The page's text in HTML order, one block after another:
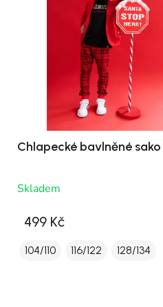
Chlapecké bavlněné sako
Skladem
499 Kč
104/110 116/122 128/134